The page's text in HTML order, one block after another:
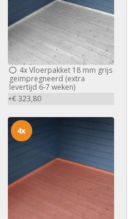
4xVloerpakket 18 mm grijs
geïmpregneerd (extra
levertijd 6-7 weken)
+€ 323,80
4x